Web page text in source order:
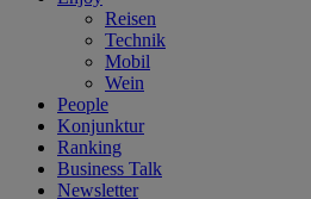
Reisen
Technik
Mobil
Wein
People
Konjunktur
Ranking
Business Talk
Newsletter